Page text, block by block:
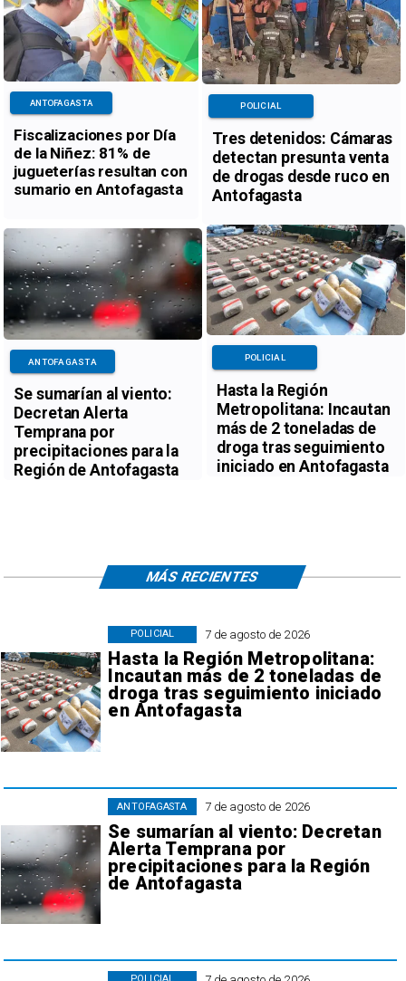
Fiscalizaciones por Día
de la Niñez: 81% de
jugueterías resultan con
sumario en Antofagasta
ANTOFAGASTA
Tres detenidos: Cámaras
detectan presunta venta
de drogas desde ruco en
Antofagasta
POLICIAL
Se sumarían al viento:
Decretan Alerta
Temprana por
precipitaciones para la
Región de Antofagasta
ANTOFAGASTA
Hasta la Región
Metropolitana: Incautan
más de 2 toneladas de
droga tras seguimiento
iniciado en Antofagasta
POLICIAL
7 de agosto de 2026
Hasta la Región Metropolitana:
Incautan más de 2 toneladas de
droga tras seguimiento iniciado
en Antofagasta
POLICIAL
7 de agosto de 2026
Se sumarían al viento: Decretan
Alerta Temprana por
precipitaciones para la Región
de Antofagasta
ANTOFAGASTA
MÁS RECIENTES